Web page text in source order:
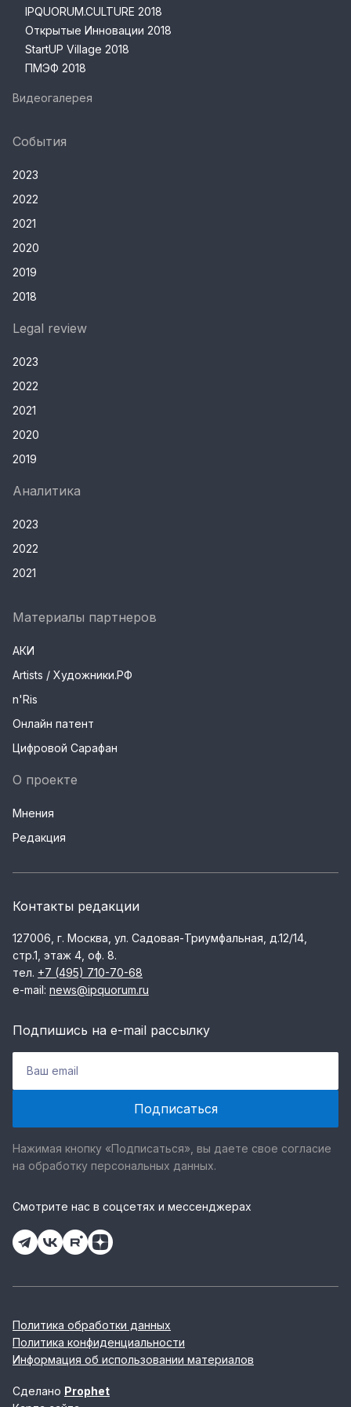
IPQUORUM.CULTURE 2018
Открытые Инновации 2018
StartUP Village 2018
ПМЭФ 2018
Видеогалерея
События
2023
2022
2021
2020
2019
2018
Legal review
2023
2022
2021
2020
2019
Аналитика
2023
2022
2021
Материалы партнеров
АКИ
Artists / Художники.РФ
n'Ris
Онлайн патент
Цифровой Сарафан
О проекте
Мнения
Редакция
Контакты редакции
127006, г. Москва, ул. Садовая-Триумфальная, д.12/14,
стр.1, этаж 4, оф. 8.
тел. +7 (495) 710-70-68
e-mail: news@ipquorum.ru
Подпишись на e-mail рассылку
Нажимая кнопку «Подписаться», вы даете свое согласие
на обработку персональных данных.
Смотрите нас в соцсетях и мессенджерах
Политика обработки данных
Политика конфиденциальности
Информация об использовании материалов
Сделано Prophet